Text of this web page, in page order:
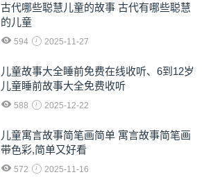
古代哪些聪慧儿童的故事 古代有哪些聪慧
的儿童
594 2025-11-27
儿童故事大全睡前免费在线收听、6到12岁
儿童睡前故事大全免费收听
588 2025-12-22
儿童寓言故事简笔画简单 寓言故事简笔画
带色彩,简单又好看
572 2025-11-16